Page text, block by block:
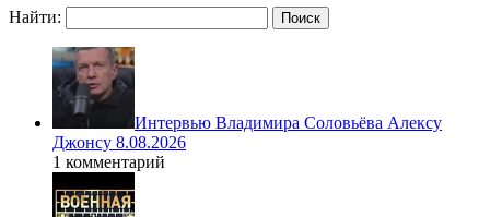
Найти:
Интервью Владимира Соловьёва Алексу
Джонсу 8.08.2026
1 комментарий